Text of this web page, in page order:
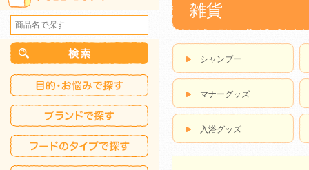
雑貨
シャンプー
マナーグッズ
入浴グッズ